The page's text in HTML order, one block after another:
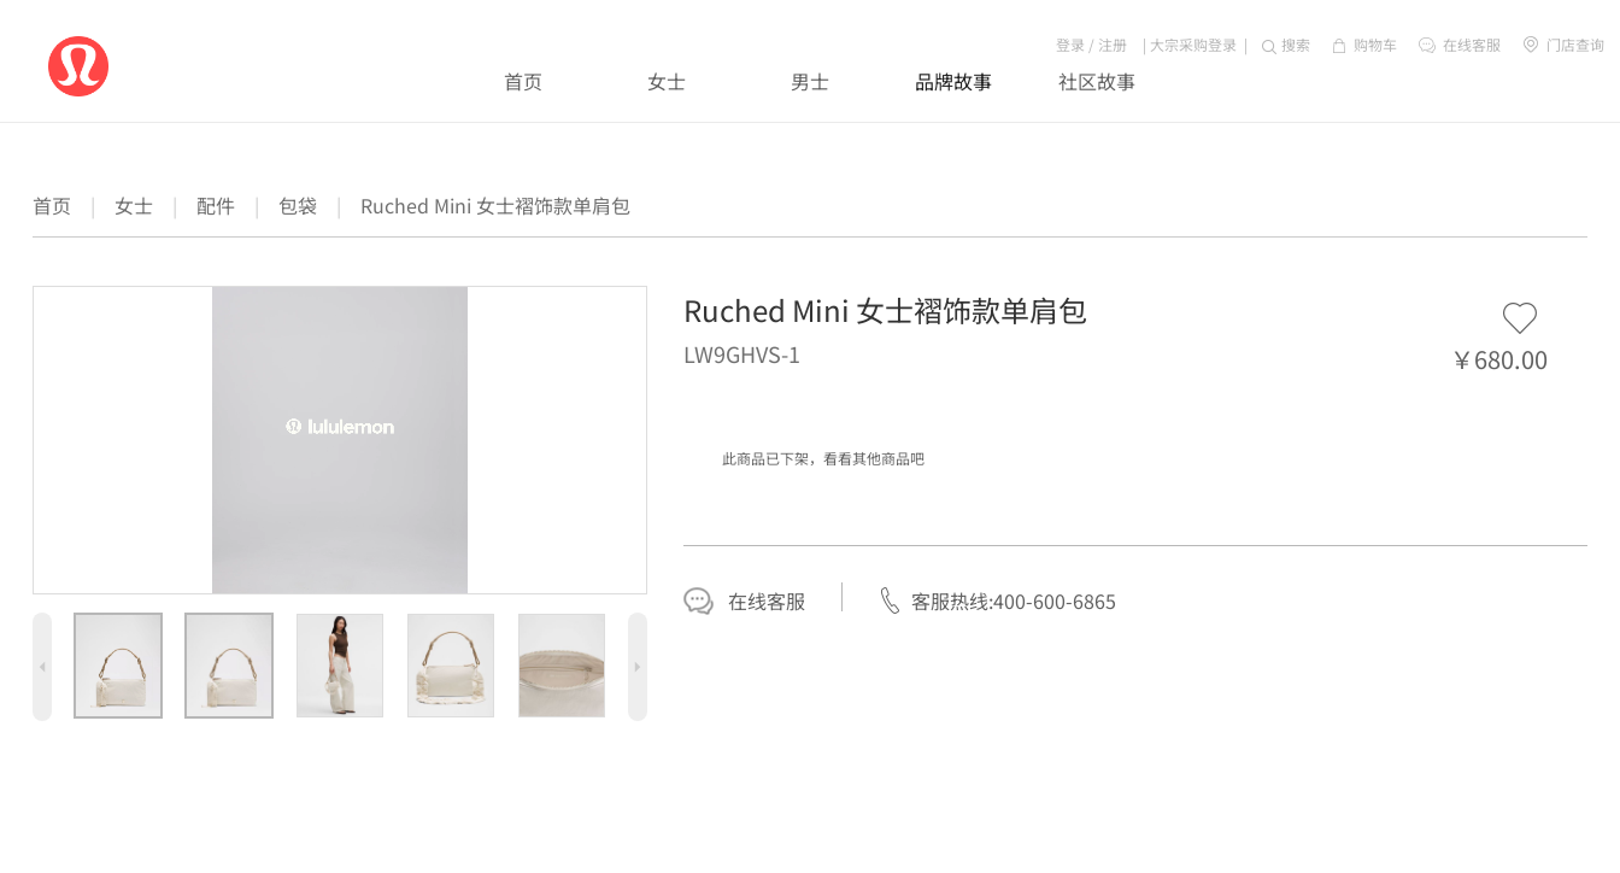
登录 / 注册 | 大宗采购登录 | 搜索 购物车 在线客服 门店查询
首页 女士 男士 品牌故事 社区故事
首页 | 女士 | 配件 | 包袋 | Ruched Mini 女士褶饰款单肩包
4 5
Ruched Mini 女士褶饰款单肩包
LW9GHVS-1 ￥680.00
此商品已下架，看看其他商品吧
在线客服 客服热线:400-600-6865